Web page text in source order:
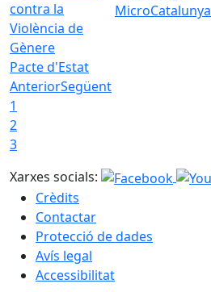
Pacte d'Estat
MicroCatalunya
AnteriorSegüent
1
2
3
Xarxes socials:
Crèdits
Contactar
Protecció de dades
Avís legal
Accessibilitat